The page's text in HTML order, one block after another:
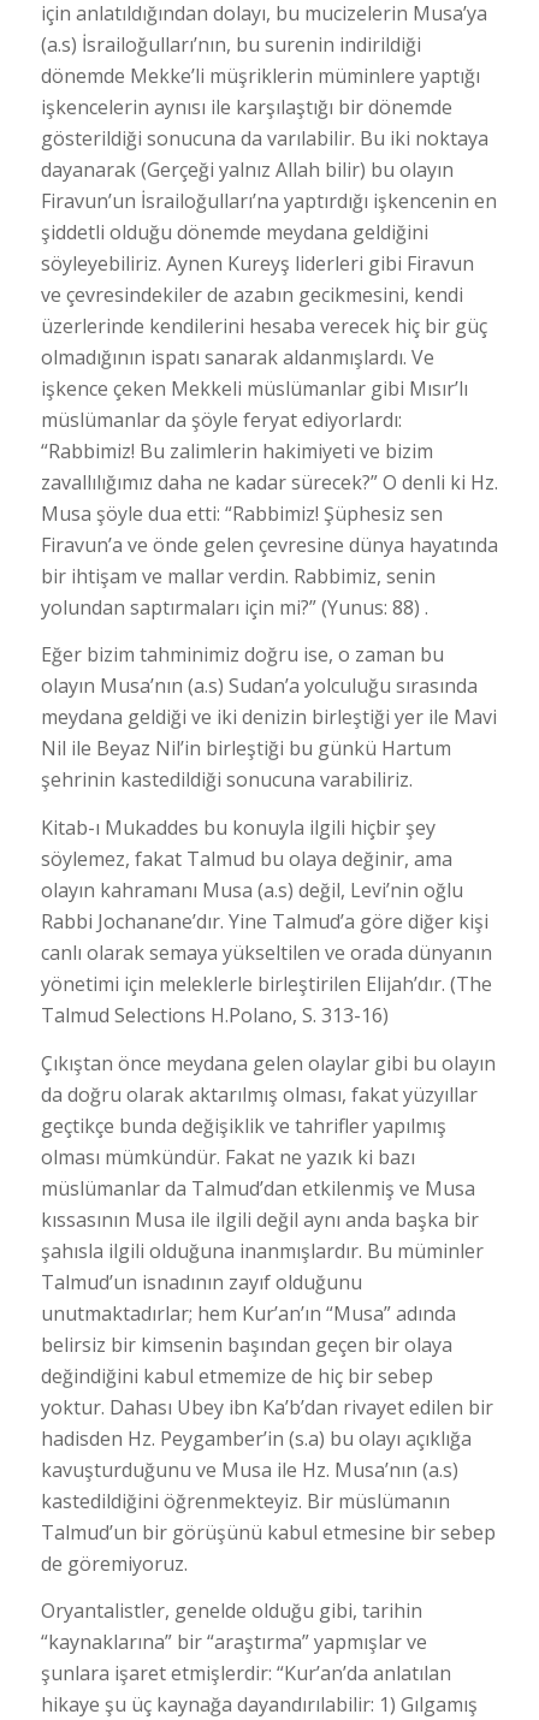
için anlatıldığından dolayı, bu mucizelerin Musa’ya
(a.s) İsrailoğulları’nın, bu surenin indirildiği
dönemde Mekke’li müşriklerin müminlere yaptığı
işkencelerin aynısı ile karşılaştığı bir dönemde
gösterildiği sonucuna da varılabilir. Bu iki noktaya
dayanarak (Gerçeği yalnız Allah bilir) bu olayın
Firavun’un İsrailoğulları’na yaptırdığı işkencenin en
şiddetli olduğu dönemde meydana geldiğini
söyleyebiliriz. Aynen Kureyş liderleri gibi Firavun
ve çevresindekiler de azabın gecikmesini, kendi
üzerlerinde kendilerini hesaba verecek hiç bir güç
olmadığının ispatı sanarak aldanmışlardı. Ve
işkence çeken Mekkeli müslümanlar gibi Mısır’lı
müslümanlar da şöyle feryat ediyorlardı:
“Rabbimiz! Bu zalimlerin hakimiyeti ve bizim
zavallılığımız daha ne kadar sürecek?” O denli ki Hz.
Musa şöyle dua etti: “Rabbimiz! Şüphesiz sen
Firavun’a ve önde gelen çevresine dünya hayatında
bir ihtişam ve mallar verdin. Rabbimiz, senin
yolundan saptırmaları için mi?” (Yunus: 88) .
Eğer bizim tahminimiz doğru ise, o zaman bu
olayın Musa’nın (a.s) Sudan’a yolculuğu sırasında
meydana geldiği ve iki denizin birleştiği yer ile Mavi
Nil ile Beyaz Nil’in birleştiği bu günkü Hartum
şehrinin kastedildiği sonucuna varabiliriz.
Kitab-ı Mukaddes bu konuyla ilgili hiçbir şey
söylemez, fakat Talmud bu olaya değinir, ama
olayın kahramanı Musa (a.s) değil, Levi’nin oğlu
Rabbi Jochanane’dır. Yine Talmud’a göre diğer kişi
canlı olarak semaya yükseltilen ve orada dünyanın
yönetimi için meleklerle birleştirilen Elijah’dır. (The
Talmud Selections H.Polano, S. 313-16)
Çıkıştan önce meydana gelen olaylar gibi bu olayın
da doğru olarak aktarılmış olması, fakat yüzyıllar
geçtikçe bunda değişiklik ve tahrifler yapılmış
olması mümkündür. Fakat ne yazık ki bazı
müslümanlar da Talmud’dan etkilenmiş ve Musa
kıssasının Musa ile ilgili değil aynı anda başka bir
şahısla ilgili olduğuna inanmışlardır. Bu müminler
Talmud’un isnadının zayıf olduğunu
unutmaktadırlar; hem Kur’an’ın “Musa” adında
belirsiz bir kimsenin başından geçen bir olaya
değindiğini kabul etmemize de hiç bir sebep
yoktur. Dahası Ubey ibn Ka’b’dan rivayet edilen bir
hadisden Hz. Peygamber’in (s.a) bu olayı açıklığa
kavuşturduğunu ve Musa ile Hz. Musa’nın (a.s)
kastedildiğini öğrenmekteyiz. Bir müslümanın
Talmud’un bir görüşünü kabul etmesine bir sebep
de göremiyoruz.
Oryantalistler, genelde olduğu gibi, tarihin
“kaynaklarına” bir “araştırma” yapmışlar ve
şunlara işaret etmişlerdir: “Kur’an’da anlatılan
hikaye şu üç kaynağa dayandırılabilir: 1) Gılgamış